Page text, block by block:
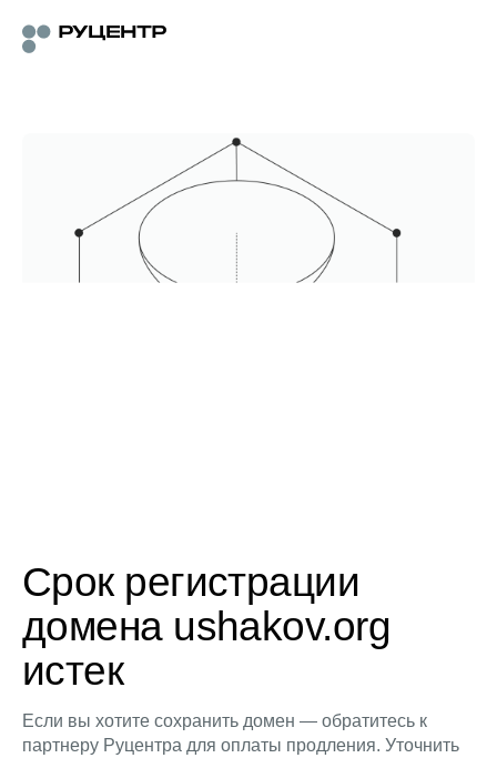
Срок регистрации
домена ushakov.org
истек
Если вы хотите сохранить домен — обратитесь к
партнеру Руцентра для оплаты продления. Уточнить